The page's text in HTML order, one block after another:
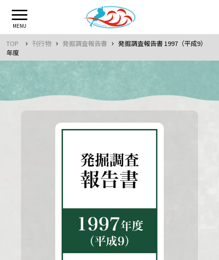
content
MENU
TOP › 刊行物 › 発掘調査報告書 › 発掘調査報告書 1997（平成9）
年度